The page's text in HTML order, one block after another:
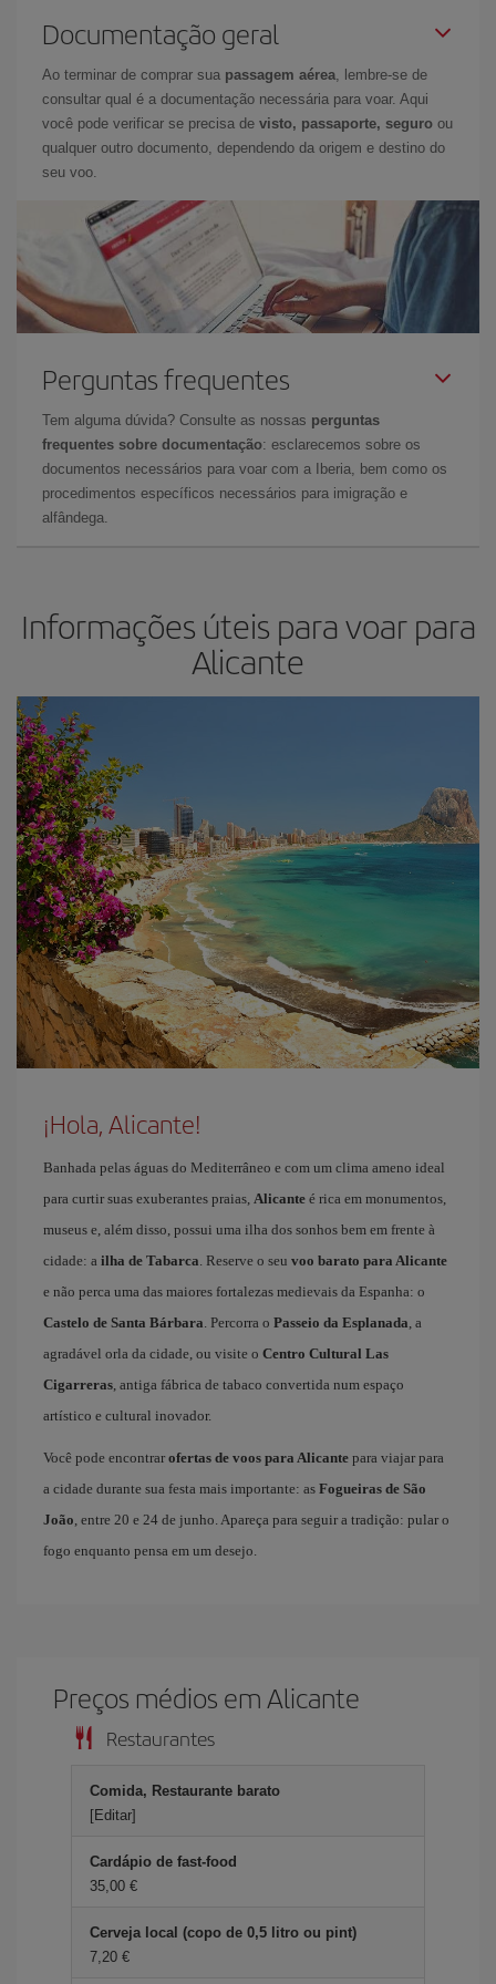
Documentação geral
Ao terminar de comprar sua passagem aérea, lembre-se de
consultar qual é a documentação necessária para voar. Aqui
você pode verificar se precisa de visto, passaporte, seguro ou
qualquer outro documento, dependendo da origem e destino do
seu voo.
Perguntas frequentes
Tem alguma dúvida? Consulte as nossas perguntas
frequentes sobre documentação: esclarecemos sobre os
documentos necessários para voar com a Iberia, bem como os
procedimentos específicos necessários para imigração e
alfândega.
Informações úteis para voar para
Alicante
¡Hola, Alicante!
Banhada pelas águas do Mediterrâneo e com um clima ameno ideal
para curtir suas exuberantes praias, Alicante é rica em monumentos,
museus e, além disso, possui uma ilha dos sonhos bem em frente à
cidade: a ilha de Tabarca. Reserve o seu voo barato para Alicante
e não perca uma das maiores fortalezas medievais da Espanha: o
Castelo de Santa Bárbara. Percorra o Passeio da Esplanada, a
agradável orla da cidade, ou visite o Centro Cultural Las
Cigarreras, antiga fábrica de tabaco convertida num espaço
artístico e cultural inovador.
Você pode encontrar ofertas de voos para Alicante para viajar para
a cidade durante sua festa mais importante: as Fogueiras de São
João, entre 20 e 24 de junho. Apareça para seguir a tradição: pular o
fogo enquanto pensa em um desejo.
Preços médios em Alicante
Restaurantes
Comida, Restaurante barato
[Editar]
Cardápio de fast-food
35,00 €
Cerveja local (copo de 0,5 litro ou pint)
7,20 €